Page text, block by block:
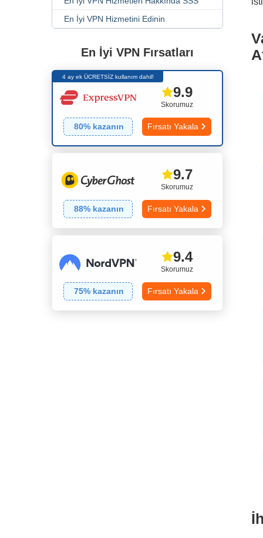
En İyi VPN Hizmetini Edinin
En İyi VPN Fırsatları
4 ay ek ÜCRETSİZ kullanım dahil!
Skorumuz
9.9
80% kazanın Fırsatı Yakala
Skorumuz
9.7
88% kazanın Fırsatı Yakala
Skorumuz
9.4
75% kazanın Fırsatı Yakala